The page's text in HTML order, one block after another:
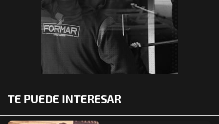
TE PUEDE INTERESAR